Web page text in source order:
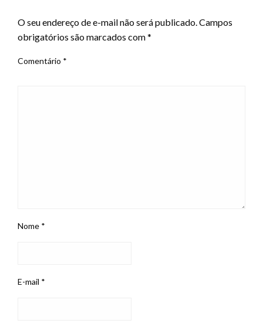
O seu endereço de e-mail não será publicado.Campos
obrigatórios são marcados com*
Comentário *
Nome *
E-mail *